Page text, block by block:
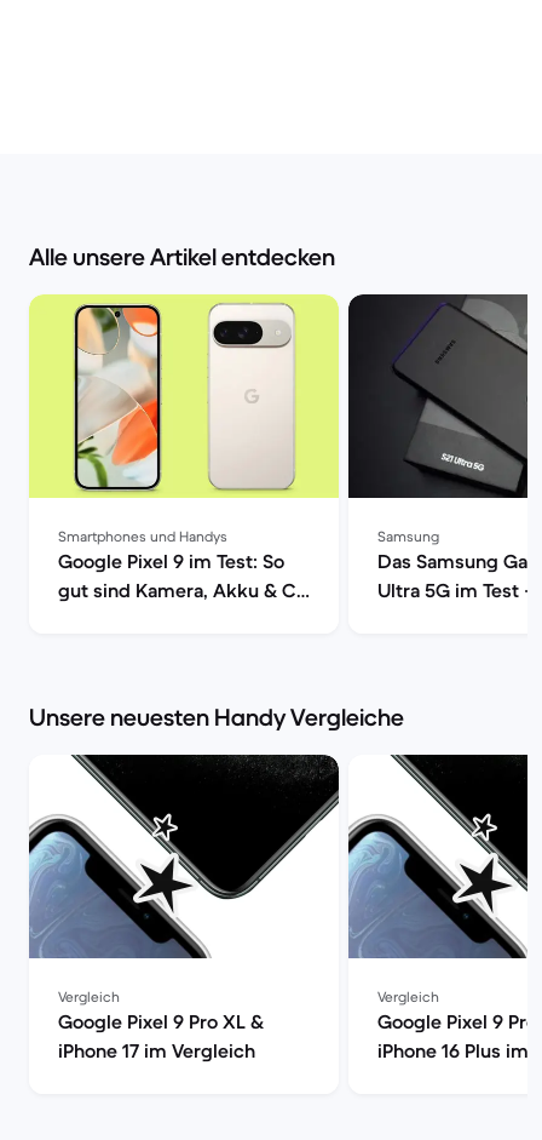
Alle unsere Artikel entdecken
Smartphones und Handys
Google Pixel 9 im Test: So
gut sind Kamera, Akku & Co
Samsung
Das Samsung
Ultra 5G im Test –
Unsere neuesten Handy Vergleiche
Vergleich
Google Pixel 9 Pro XL &
iPhone 17 im Vergleich
Vergleich
Google Pixel 9 Pro
iPhone 16 Plus im